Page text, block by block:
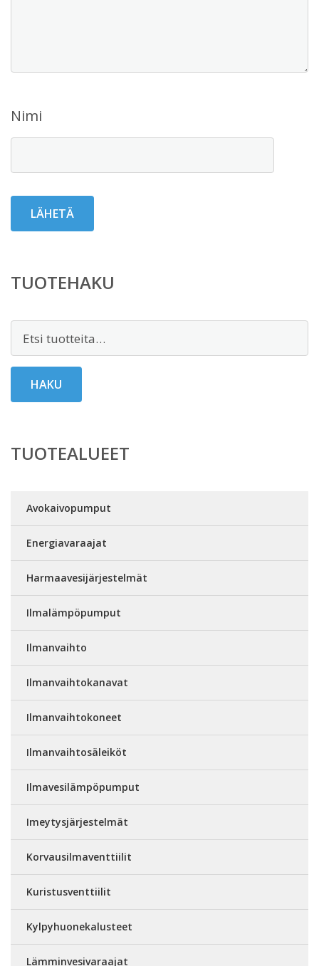
Nimi
TUOTEHAKU
HAKU
TUOTEALUEET
Avokaivopumput
Energiavaraajat
Harmaavesijärjestelmät
Ilmalämpöpumput
Ilmanvaihto
Ilmanvaihtokanavat
Ilmanvaihtokoneet
Ilmanvaihtosäleiköt
Ilmavesilämpöpumput
Imeytysjärjestelmät
Korvausilmaventtiilit
Kuristusventtiilit
Kylpyhuonekalusteet
Lämminvesivaraajat